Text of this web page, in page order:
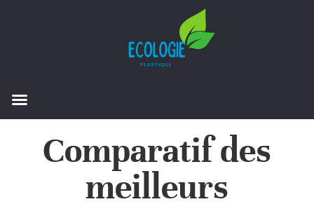
Comparatif des
meilleurs